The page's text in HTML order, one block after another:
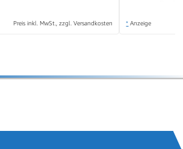
Preis inkl. MwSt., zzgl. Versandkosten * Anzeige